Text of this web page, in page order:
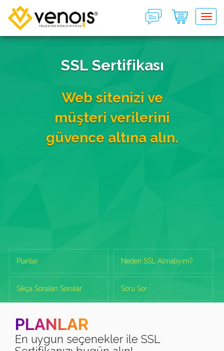
SSL Sertifikası
Web sitenizi ve
müşteri verilerini
güvence altına alın.
Planlar Neden SSL Almalıyım?
Sıkça Sorulan Sorular Soru Sor
PLANLAR
En uygun seçenekler ile SSL